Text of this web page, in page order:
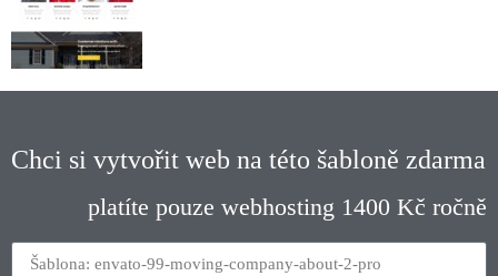
Chci si vytvořit web na této šabloně zdarma
platíte pouze webhosting 1400 Kč ročně